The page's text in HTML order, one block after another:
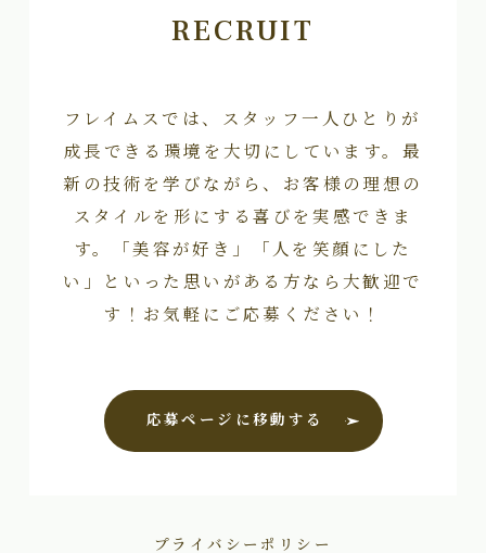
RECRUIT
フレイムスでは、スタッフ一人ひとりが
成長できる環境を大切にしています。最
新の技術を学びながら、お客様の理想の
スタイルを形にする喜びを実感できま
す。「美容が好き」「人を笑顔にした
い」といった思いがある方なら大歓迎で
す！お気軽にご応募ください！
応募ページに移動する
プライバシーポリシー